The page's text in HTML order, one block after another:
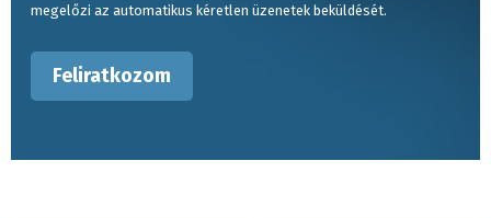
megelőzi az automatikus kéretlen üzenetek beküldését.